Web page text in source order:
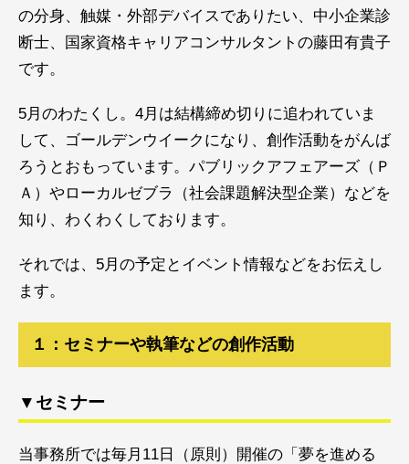
の分身、触媒・外部デバイスでありたい、中小企業診
断士、国家資格キャリアコンサルタントの藤田有貴子
です。
5月のわたくし。4月は結構締め切りに追われていま
して、ゴールデンウイークになり、創作活動をがんば
ろうとおもっています。パブリックアフェアーズ（Ｐ
Ａ）やローカルゼブラ（社会課題解決型企業）などを
知り、わくわくしております。
それでは、5月の予定とイベント情報などをお伝えし
ます。
１：セミナーや執筆などの創作活動
▼セミナー
当事務所では毎月11日（原則）開催の「夢を進める